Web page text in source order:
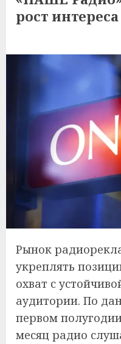
рост
Рынок
укреплять
охват с
аудитории. По
первом
месяц радио